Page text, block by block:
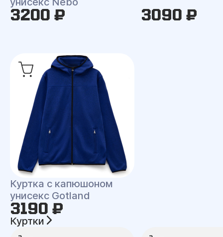
3200 ₽ 3090 ₽
Куртка с капюшоном
унисекс Gotland
3190 ₽
Куртки